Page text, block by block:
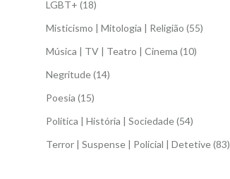
LGBT+ (18)
Misticismo | Mitologia | Religião (55)
Música | TV | Teatro | Cinema (10)
Negritude(14)
Poesia (15)
Política | História | Sociedade(54)
Terror | Suspense | Policial | Detetive(83)